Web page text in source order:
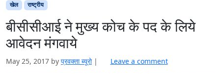
खेल राष्ट्रीय
बीसीसीआई ने मुख्य कोच के पद के लिये
आवेदन मंगवाये
May 25, 2017 by प्रवक्‍ता ब्यूरो | Leave a comment